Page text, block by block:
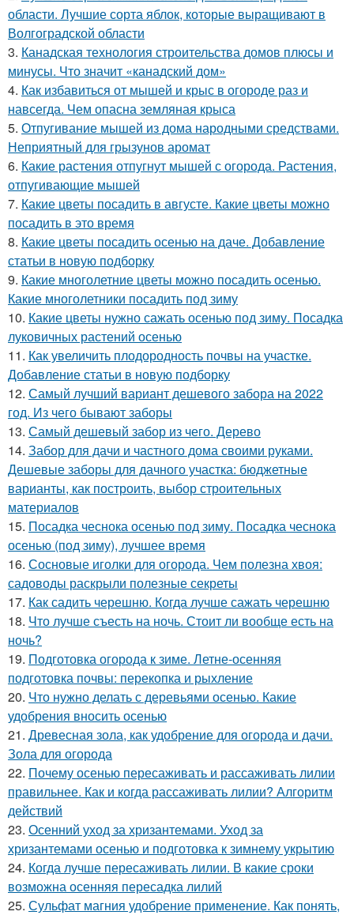
области. Лучшие сорта яблок, которые выращивают в
Волгоградской области
3. Канадская технология строительства домов плюсы и
минусы. Что значит «канадский дом»
4. Как избавиться от мышей и крыс в огороде раз и
навсегда. Чем опасна земляная крыса
5. Отпугивание мышей из дома народными средствами.
Неприятный для грызунов аромат
6. Какие растения отпугнут мышей с огорода. Растения,
отпугивающие мышей
7. Какие цветы посадить в августе. Какие цветы можно
посадить в это время
8. Какие цветы посадить осенью на даче. Добавление
статьи в новую подборку
9. Какие многолетние цветы можно посадить осенью.
Какие многолетники посадить под зиму
10. Какие цветы нужно сажать осенью под зиму. Посадка
луковичных растений осенью
11. Как увеличить плодородность почвы на участке.
Добавление статьи в новую подборку
12. Самый лучший вариант дешевого забора на 2022
год. Из чего бывают заборы
13. Самый дешевый забор из чего. Дерево
14. Забор для дачи и частного дома своими руками.
Дешевые заборы для дачного участка: бюджетные
варианты, как построить, выбор строительных
материалов
15. Посадка чеснока осенью под зиму. Посадка чеснока
осенью (под зиму), лучшее время
16. Сосновые иголки для огорода. Чем полезна хвоя:
садоводы раскрыли полезные секреты
17. Как садить черешню. Когда лучше сажать черешню
18. Что лучше съесть на ночь. Стоит ли вообще есть на
ночь?
19. Подготовка огорода к зиме. Летне-осенняя
подготовка почвы: перекопка и рыхление
20. Что нужно делать с деревьями осенью. Какие
удобрения вносить осенью
21. Древесная зола, как удобрение для огорода и дачи.
Зола для огорода
22. Почему осенью пересаживать и рассаживать лилии
правильнее. Как и когда рассаживать лилии? Алгоритм
действий
23. Осенний уход за хризантемами. Уход за
хризантемами осенью и подготовка к зимнему укрытию
24. Когда лучше пересаживать лилии. В какие сроки
возможна осенняя пересадка лилий
25. Сульфат магния удобрение применение. Как понять,